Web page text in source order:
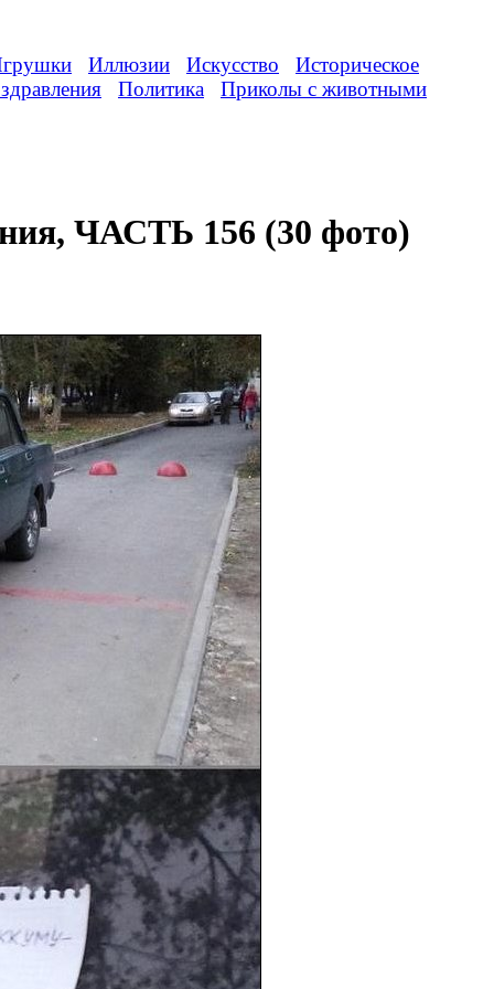
Иллюзии Искусство
Историческое
Политика Приколы с животными
ЧАСТЬ 156 (30 фото)